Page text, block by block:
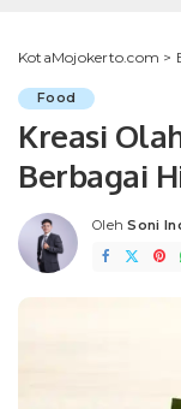
KotaMojokerto.com >
Food
Kreasi
Berbagai
Posted
by
Oleh Soni